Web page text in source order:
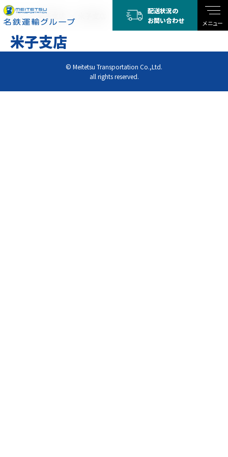
メニュー
配送状況の
お問い合わせ
TOP 米子支店
米子支店
© Meitetsu Transportation Co.,Ltd.
all rights reserved.